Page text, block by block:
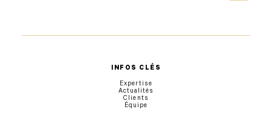
INFOS CLÉS
Expertise
Actualités
Clients
Équipe